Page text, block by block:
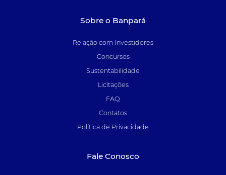
Sobre o Banpará
Relação com Investidores
Concursos
Sustentabilidade
Licitações
FAQ
Contatos
Política de Privacidade
Fale Conosco